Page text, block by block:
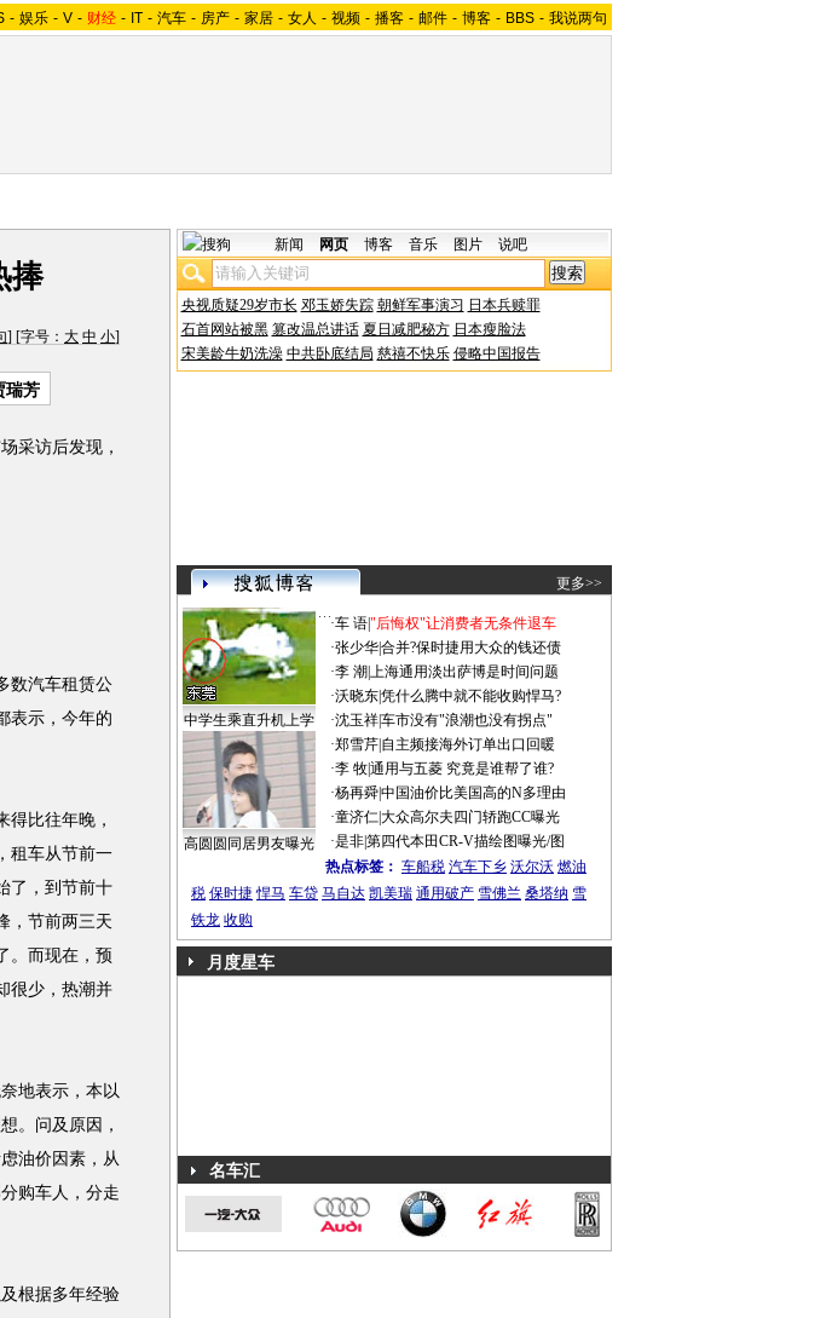
- 娱乐 - V - 财经 - IT - 汽车 - 房产 - 家居 - 女人 - 视频 - 播客 - 邮件 - 博客 - BBS - 我说两句
捧
] [字号： 大 中 小]
瑞芳
采访后发现，
数汽车租赁公
表示，今年的
比往年晚，
租车从节前一
了，到节前十
，节前两三天
。而现在，预
很少，热潮并
地表示，本以
。问及原因，
油价因素，从
购车人，分走
根据多年经验
新闻 网页 博客 音乐 图片 说吧
央视质疑29岁市长 邓玉娇失踪 朝鲜军事演习 日本兵赎罪
石首网站被黑 篡改温总讲话 夏日减肥秘方 日本瘦脸法
宋美龄牛奶洗澡 中共卧底结局 慈禧不快乐 侵略中国报告
更多>>
中学生乘直升机上学
高圆圆同居男友曝光
·车 语|"后悔权"让消费者无条件退车
·张少华|合并?保时捷用大众的钱还债
·李 潮 上海通用淡出萨博是时间问题
·沃晓东|凭什么腾中就不能收购悍马?
·沈玉祥|车市没有"浪潮也没有拐点"
·郑雪芹| 自主频接海外订单出口回暖
·李 牧|通用与五菱 究竟是谁帮了谁?
·杨再舜|中国油价比美国高的N多理由
·童济仁|大众高尔夫四门轿跑CC曝光
·是非|第四代本田CR-V描绘图曝光/图
热点标签： 车船税 汽车下乡 沃尔沃 燃油
税 保时捷 悍马 车贷 马自达 凯美瑞 通用破产 雪佛兰 桑塔纳 雪
铁龙 收购
月度星车
名车汇